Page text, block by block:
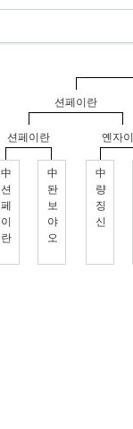
션페이란
션페이란
中
션
페
이
란
中
돤
보
야
오
옌자
中
량
징
신